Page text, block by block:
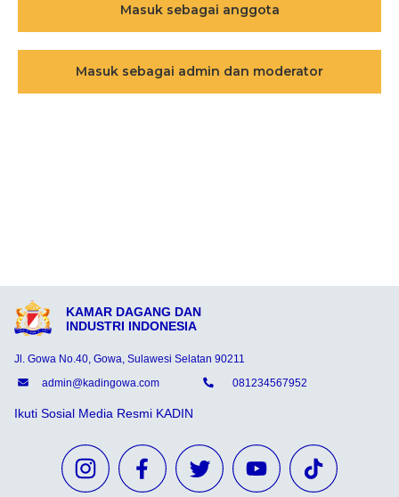
Masuk sebagai anggota
Masuk sebagai admin dan moderator
KAMAR DAGANG DAN
INDUSTRI INDONESIA
Jl. Gowa No.40, Gowa, Sulawesi Selatan 90211
admin@kadingowa.com
081234567952
Ikuti Sosial Media Resmi KADIN